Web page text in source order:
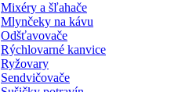
Mixéry a šľahače
Mlynčeky na kávu
Odšťavovače
Rýchlovarné kanvice
Ryžovary
Sendvičovače